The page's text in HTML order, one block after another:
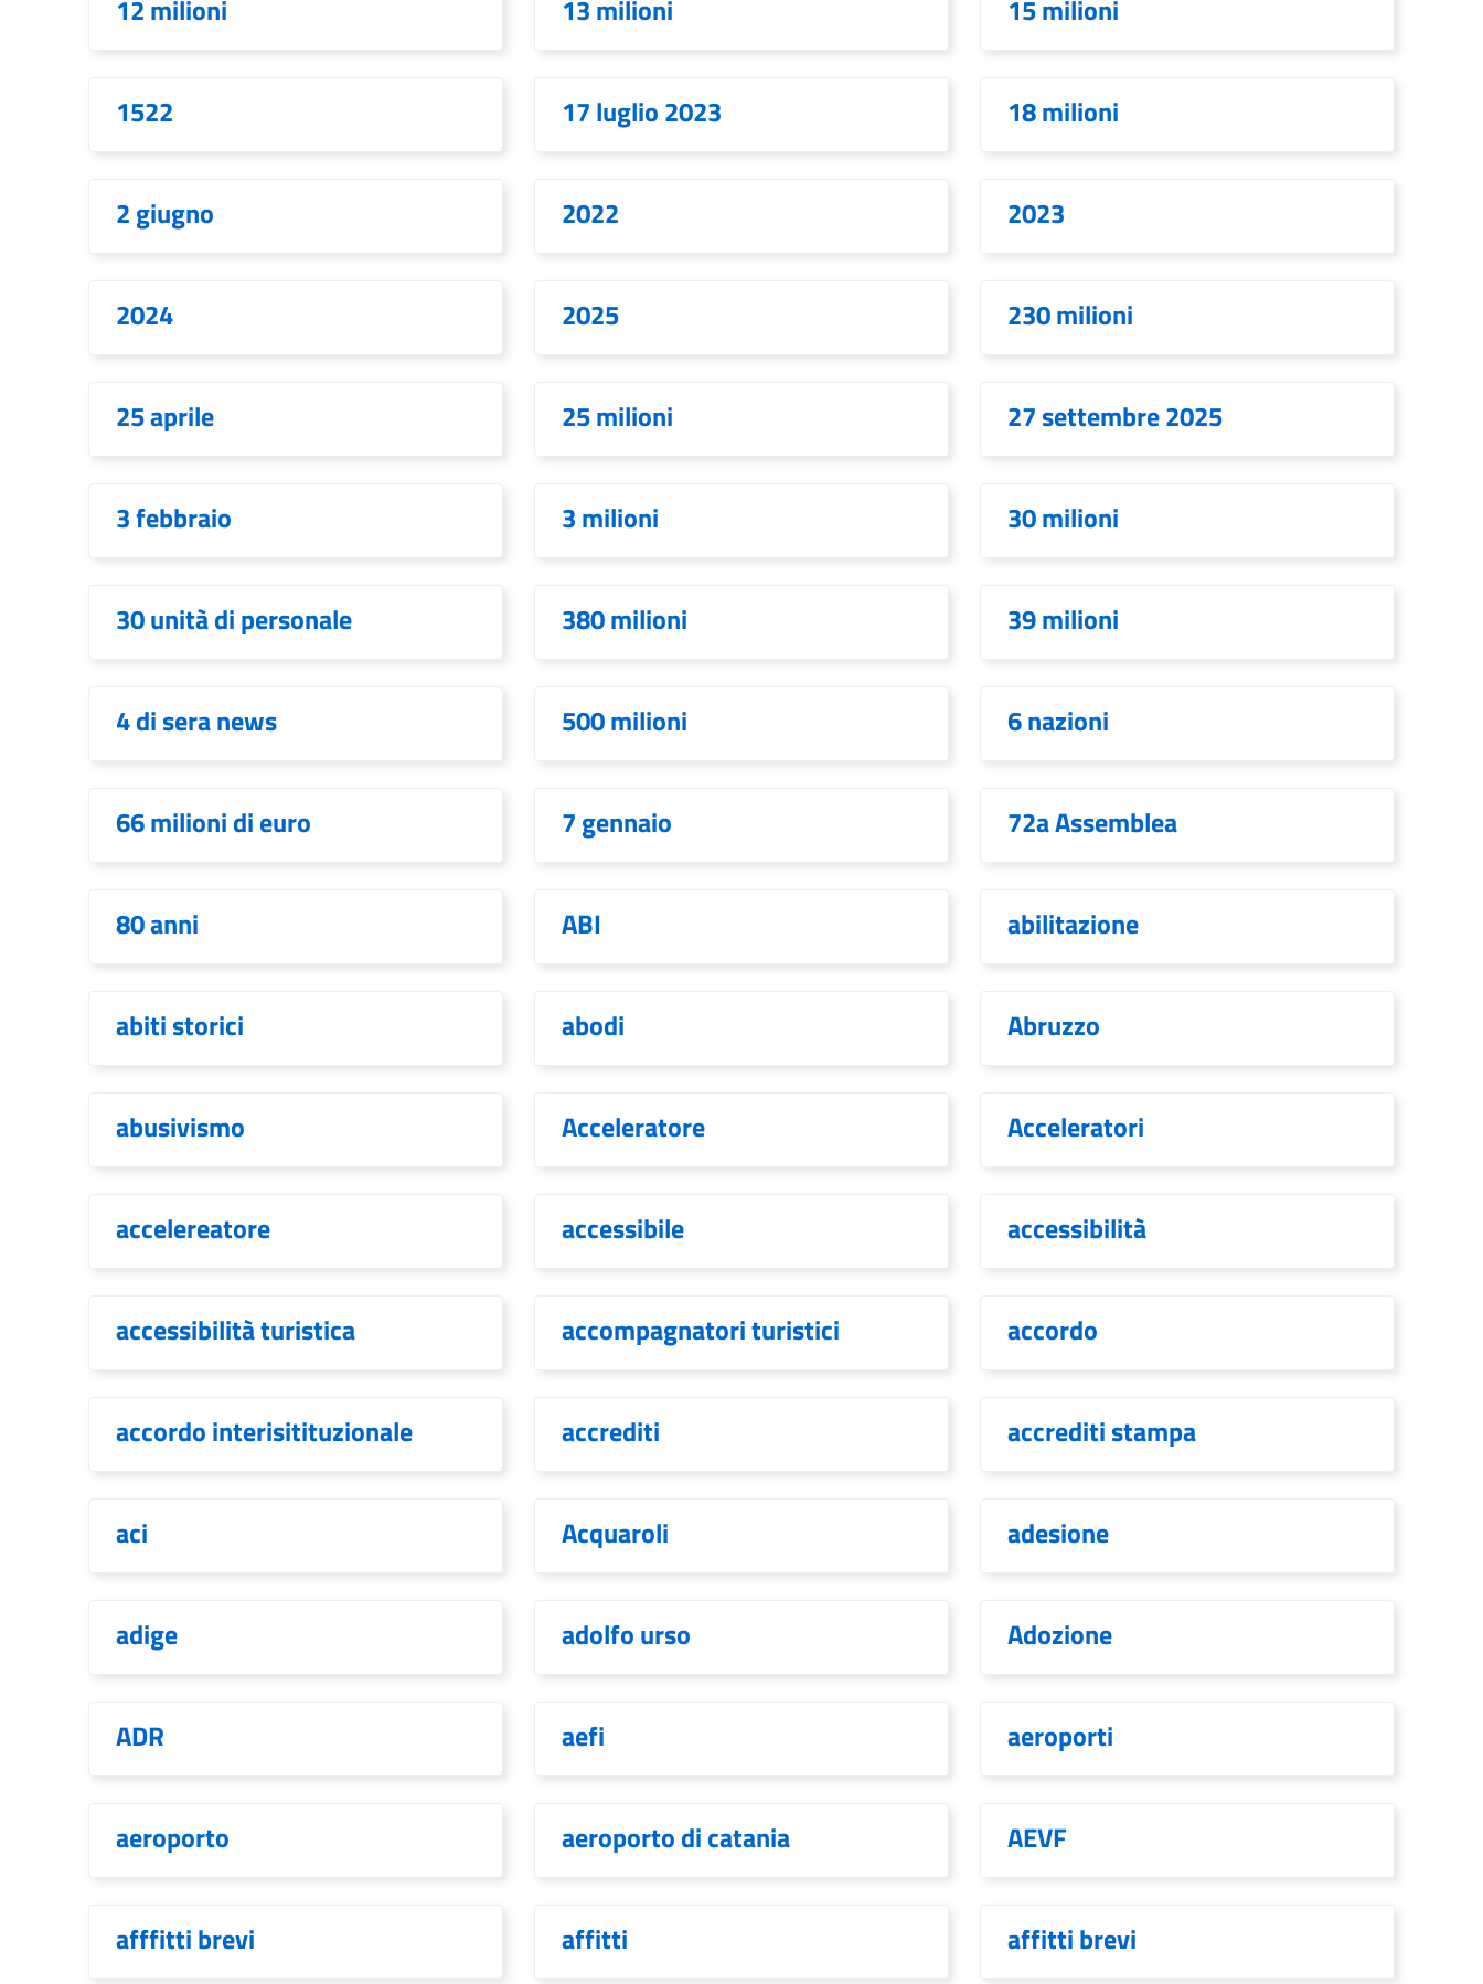
12 milioni 13 milioni 15 milioni
1522 17 luglio 2023 18 milioni
2 giugno 2022 2023
2024 2025 230 milioni
25 aprile 25 milioni 27 settembre 2025
3 febbraio 3 milioni 30 milioni
30 unità di personale 380 milioni 39 milioni
4 di sera news 500 milioni 6 nazioni
66 milioni di euro 7 gennaio 72a Assemblea
80 anni ABI abilitazione
abiti storici abodi Abruzzo
abusivismo Acceleratore Acceleratori
accelereatore accessibile accessibilità
accessibilità turistica accompagnatori turistici accordo
accordo interisitituzionale accrediti accrediti stampa
aci Acquaroli adesione
adige adolfo urso Adozione
ADR aefi aeroporti
aeroporto aeroporto di catania AEVF
afffitti brevi affitti affitti brevi